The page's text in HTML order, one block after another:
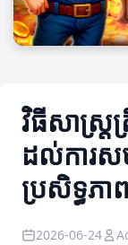
វិធីសាស្ត្រ
ដល់ការ
ប្រសិទ្ធភាព
2026-06-24